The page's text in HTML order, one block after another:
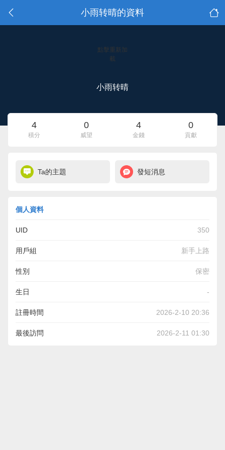
小雨转晴的資料
點擊重新加
載
小雨转晴
4
積分
0
威望
4
金錢
0
貢獻
Ta的主題 發短消息
個人資料
UID 350
用戶組 新手上路
性別 保密
生日 -
註冊時間 2026-2-10 20:36
最後訪問 2026-2-11 01:30